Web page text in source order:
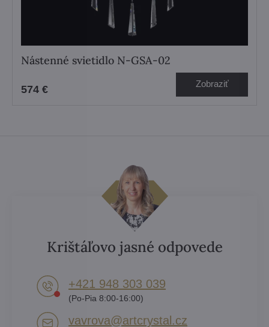
Nástenné svietidlo N-GSA-02
574 € Zobraziť
Krištáľovo jasné odpovede
+421 948 303 039
(Po-Pia 8:00-16:00)
vavrova​@artcrystal​.cz